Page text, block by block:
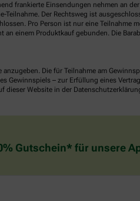
frankierte Einsendungen nehmen an
Der Rechtsweg ist
Pro Person ist nur eine Teilnahme
einem Produktkauf gebunden. Die
Die für Teilnahme am
– zur Erfüllung eines
dieser Website in der
Gutschein* für unsere